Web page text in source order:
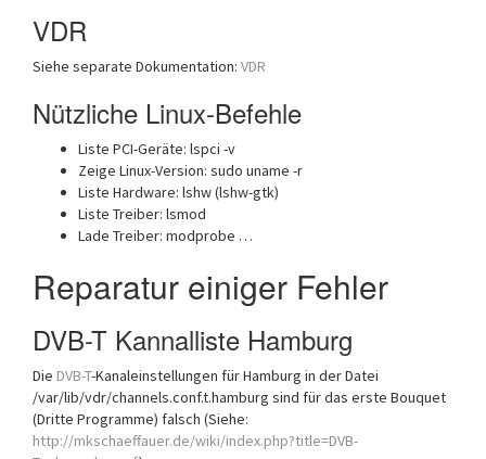
VDR
Siehe separate Dokumentation: VDR
Nützliche Linux-Befehle
Liste PCI-Geräte: lspci -v
Zeige Linux-Version: sudo uname -r
Liste Hardware: lshw (lshw-gtk)
Liste Treiber: lsmod
Lade Treiber: modprobe …
Reparatur einiger Fehler
DVB-T Kannalliste Hamburg
Die DVB-T-Kanaleinstellungen für Hamburg in der Datei
/var/lib/vdr/channels.conf.t.hamburg sind für das erste Bouquet
(Dritte Programme) falsch (Siehe:
http://mkschaeffauer.de/wiki/index.php?title=DVB-